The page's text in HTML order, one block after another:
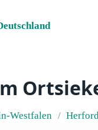
Westfalen